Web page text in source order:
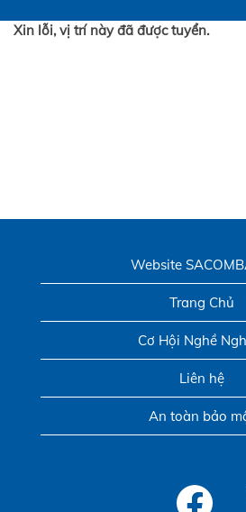
Xin lỗi, vị trí này đã được tuyển.
Website
Trang Chủ
Cơ Hội Nghề
Liên hệ
An toàn bảo
M
ở